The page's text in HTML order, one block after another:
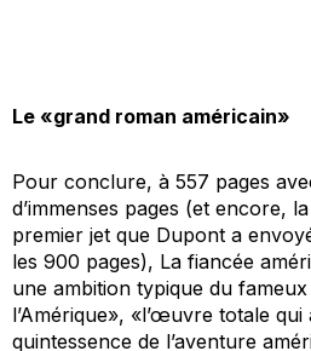
Le «grand roman américain»
Pour conclure, à 557 pages
d’immenses pages (et encore,
premier jet que Dupont a
les 900 pages), La fiancée
une ambition typique du
l’Amérique», «l’œuvre totale
quintessence de l’aventure